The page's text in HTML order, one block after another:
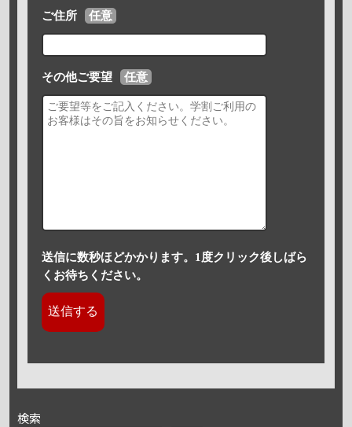
ご住所 任意
その他ご要望 任意
送信に数秒ほどかかります。1度クリック後しばら
くお待ちください。
検索